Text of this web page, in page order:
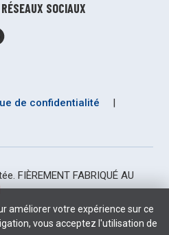
SOCIAUX
de confidentialité
|
FIÈREMENT FABRIQUÉ AU
améliorer votre expérience sur ce
vous acceptez l'utilisation de